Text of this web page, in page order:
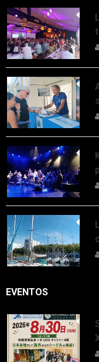
EVENTOS